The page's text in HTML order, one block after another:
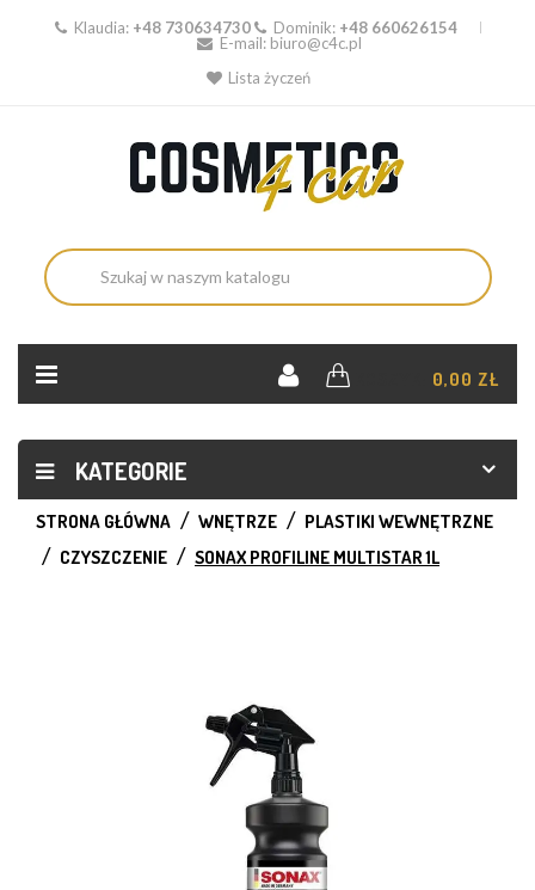
Klaudia: +48 730634730 Dominik: +48 660626154
E-mail: biuro@c4c.pl
Lista życzeń
0,00 ZŁ
KATEGORIE
STRONA GŁÓWNA WNĘTRZE
PLASTIKI WEWNĘTRZNE
CZYSZCZENIE
SONAX PROFILINE MULTISTAR 1L